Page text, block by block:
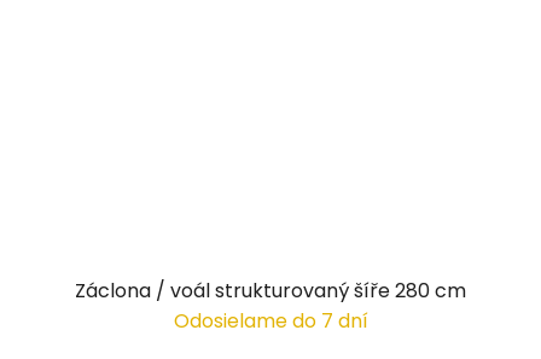
Záclona / voál strukturovaný šíře 280 cm
Odosielame do 7 dní